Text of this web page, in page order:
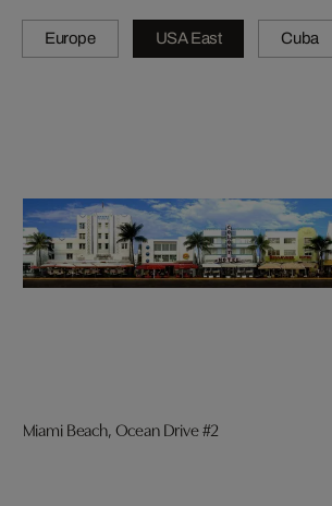
Europe USA East Cuba
Miami Beach, Ocean Drive #2